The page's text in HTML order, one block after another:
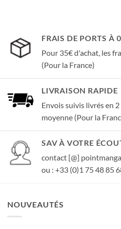
FRAIS DE PORTS À
Pour 35€ d'achat, les
(Pour la France)
LIVRAISON RAPIDE
Envois suivis livrés en
moyenne (Pour la
SAV À VOTRE
contact [@]
ou : +33 (0)1 75 48 85
NOUVEAUTÉS